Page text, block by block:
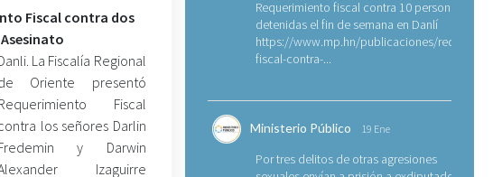
Fiscal contra dos
La Fiscalía Regional
Oriente presentó
Fiscal
los señores Darlin
y Darwin
Izaguirre
Requerimiento fiscal contra 10 personas
detenidas el fin de semana en Danlí
https://www.mp.hn/publicaciones/
fiscal-contra-...
Ministerio Público 19 Ene
Por tres delitos de otras agresiones